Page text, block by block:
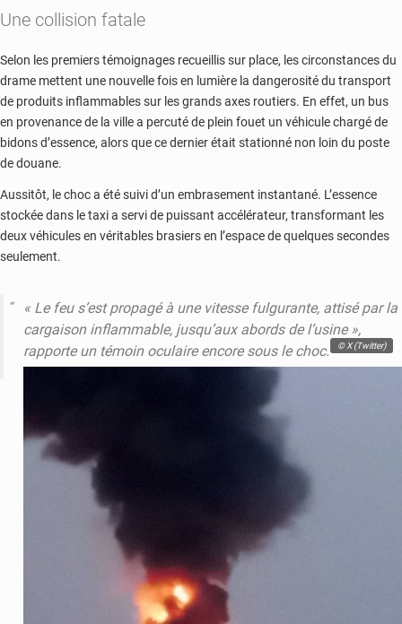
Une collision fatale
Selon les premiers témoignages recueillis sur place, les circonstances du
drame mettent une nouvelle fois en lumière la dangerosité du transport
de produits inflammables sur les grands axes routiers. En effet, un bus
en provenance de la ville a percuté de plein fouet un véhicule chargé de
bidons d’essence, alors que ce dernier était stationné non loin du poste
de douane.
Aussitôt, le choc a été suivi d’un embrasement instantané. L’essence
stockée dans le taxi a servi de puissant accélérateur, transformant les
deux véhicules en véritables brasiers en l’espace de quelques secondes
seulement.
«Le feu s’est propagé à une vitesse fulgurante, attisé par la
cargaison inflammable, jusqu’aux abords de l’usine»,
rapporte un témoin oculaire encore sous le choc.
© X (Twitter)